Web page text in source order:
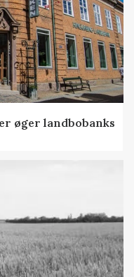
øger landbobanks